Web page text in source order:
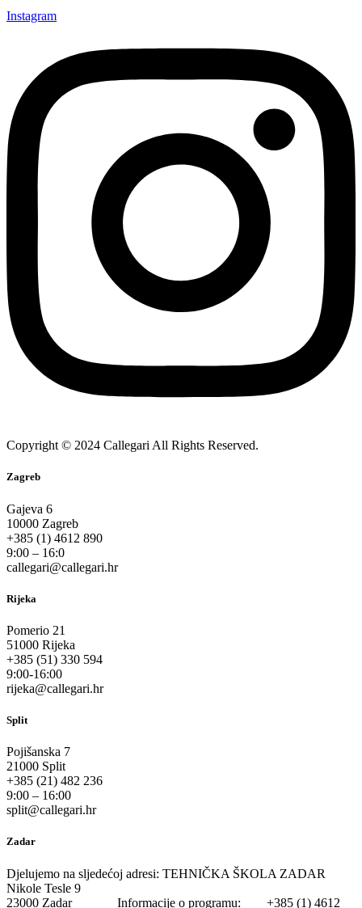
Instagram
Copyright © 2024 Callegari All Rights Reserved.
Zagreb
Gajeva 6
10000 Zagreb
+385 (1) 4612 890
9:00 – 16:0
callegari@callegari.hr
Rijeka
Pomerio 21
51000 Rijeka
+385 (51) 330 594
9:00-16:00
rijeka@callegari.hr
Split
Pojišanska 7
21000 Split
+385 (21) 482 236
9:00 – 16:00
split@callegari.hr
Zadar
Djelujemo na sljedećoj adresi: TEHNIČKA ŠKOLA ZADAR
Nikole Tesle 9
23000 Zadar Informacije o programu: +385 (1) 4612